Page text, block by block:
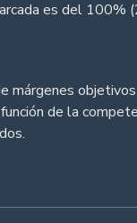
es del 100%
de la